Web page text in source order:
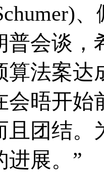
普会谈，
算法案达
开始
且团结。
进展。”